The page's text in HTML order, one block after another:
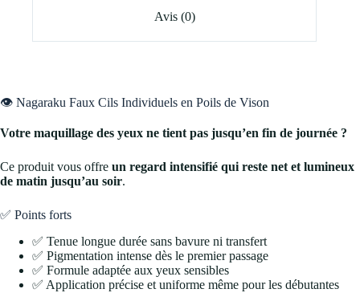
Avis (0)
👁️ Nagaraku Faux Cils Individuels en Poils de Vison
Votre maquillage des yeux ne tient pas jusqu’en fin de journée ?
Ce produit vous offre un regard intensifié qui reste net et lumineux
de matin jusqu’au soir.
✅ Points forts
✅ Tenue longue durée sans bavure ni transfert
✅ Pigmentation intense dès le premier passage
✅ Formule adaptée aux yeux sensibles
✅ Application précise et uniforme même pour les débutantes